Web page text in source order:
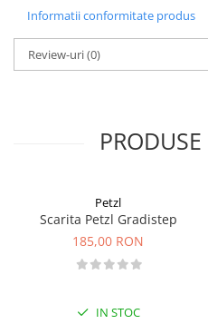
mijlocul minimalist ofera o
abrupt. Sistemul de inchidere
si precisa a potrivirii.
- forma agresiva, curbata in jos,
- limba din material tricotat
- talpa intermediara minimalista
- combinatie inovatoare de
si precizie la toe-hooking
Informatii conformitate produs
Review-uri(0)
Petzl
Scarita Petzl Gradistep
185,00 RON
IN STOC